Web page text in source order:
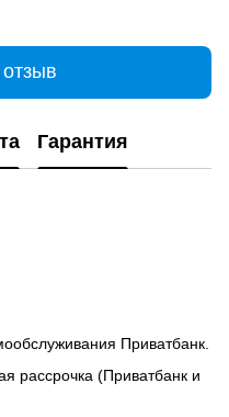
Гарантия
Приватбанк.
рассрочка (Приватбанк и